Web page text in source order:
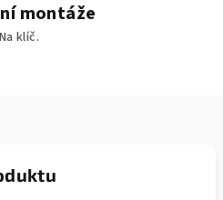
montáže
Na klíč.